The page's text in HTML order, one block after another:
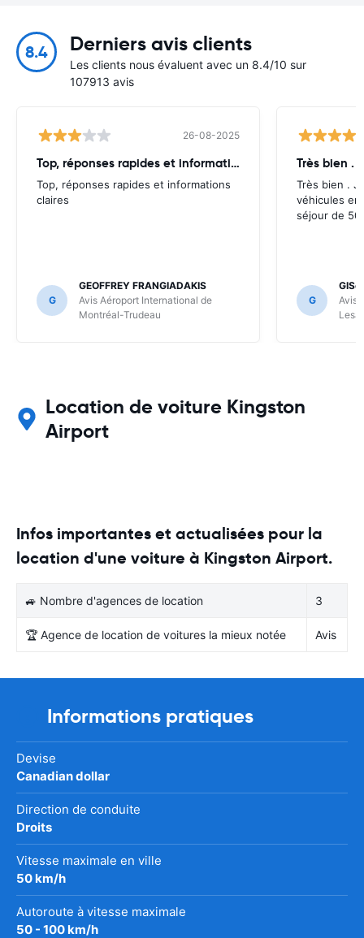
8.4 Derniers avis clients
Les clients nous évaluent avec un 8.4/10 sur
107913 avis
26-08-2025
Top, réponses rapides et informations
Top, réponses rapides et informations
claires
G
GEOFFREY FRANGIADAKIS
Avis Aéroport International de
Montréal-Trudeau
Très bien .
Très bien .
véhicules
séjour de 50
G
Avis
Location de voiture Kingston
Airport
Infos importantes et actualisées pour la
location d'une voiture à Kingston Airport.
🚙 Nombre d'agences de location 3
🏆 Agence de location de voitures la mieux notée Avis
Informations pratiques
Devise
Canadian dollar
Direction de conduite
Droits
Vitesse maximale en ville
50 km/h
Autoroute à vitesse maximale
50 - 100 km/h